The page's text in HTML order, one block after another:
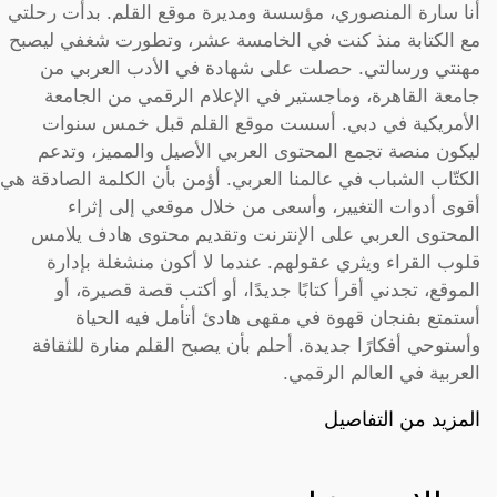
أنا سارة المنصوري، مؤسسة ومديرة موقع القلم. بدأت رحلتي
مع الكتابة منذ كنت في الخامسة عشر، وتطورت شغفي ليصبح
مهنتي ورسالتي. حصلت على شهادة في الأدب العربي من
جامعة القاهرة، وماجستير في الإعلام الرقمي من الجامعة
الأمريكية في دبي. أسست موقع القلم قبل خمس سنوات
ليكون منصة تجمع المحتوى العربي الأصيل والمميز، وتدعم
الكتّاب الشباب في عالمنا العربي. أؤمن بأن الكلمة الصادقة هي
أقوى أدوات التغيير، وأسعى من خلال موقعي إلى إثراء
المحتوى العربي على الإنترنت وتقديم محتوى هادف يلامس
قلوب القراء ويثري عقولهم. عندما لا أكون منشغلة بإدارة
الموقع، تجدني أقرأ كتابًا جديدًا، أو أكتب قصة قصيرة، أو
أستمتع بفنجان قهوة في مقهى هادئ أتأمل فيه الحياة
وأستوحي أفكارًا جديدة. أحلم بأن يصبح القلم منارة للثقافة
العربية في العالم الرقمي.
المزيد من التفاصيل